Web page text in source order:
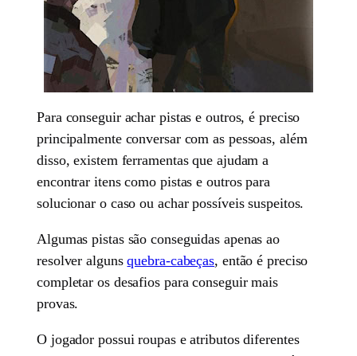
Para conseguir achar pistas e outros, é preciso
principalmente conversar com as pessoas, além
disso, existem ferramentas que ajudam a
encontrar itens como pistas e outros para
solucionar o caso ou achar possíveis suspeitos.
Algumas pistas são conseguidas apenas ao
resolver algunsquebra-cabeças, então é preciso
completar os desafios para conseguir mais
provas.
O jogador possui roupas e atributos diferentes